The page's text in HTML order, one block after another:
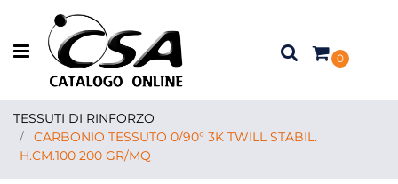
Open menu
0
TESSUTI DI RINFORZO
CARBONIO TESSUTO 0/90° 3K TWILL STABIL.
H.CM.100 200 GR/MQ